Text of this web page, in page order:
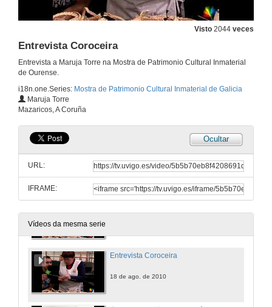
Visto 2044 veces
Entrevista Coroceira
Entrevista a Maruja Torre na Mostra de Patrimonio Cultural Inmaterial
de Ourense.
i18n.one.Series: Mostra de Patrimonio Cultural Inmaterial de Galicia
Maruja Torre
Mazaricos, A Coruña
Ocultar
URL:
IFRAME:
Vídeos da mesma serie
11 de nov. de 2009
18 de ago. de 2010
Obradoiro Cestaría
18 de ago. de 2010
Obradoiro Coroceira
Entrevista Coroceira
18 de ago. de 2010